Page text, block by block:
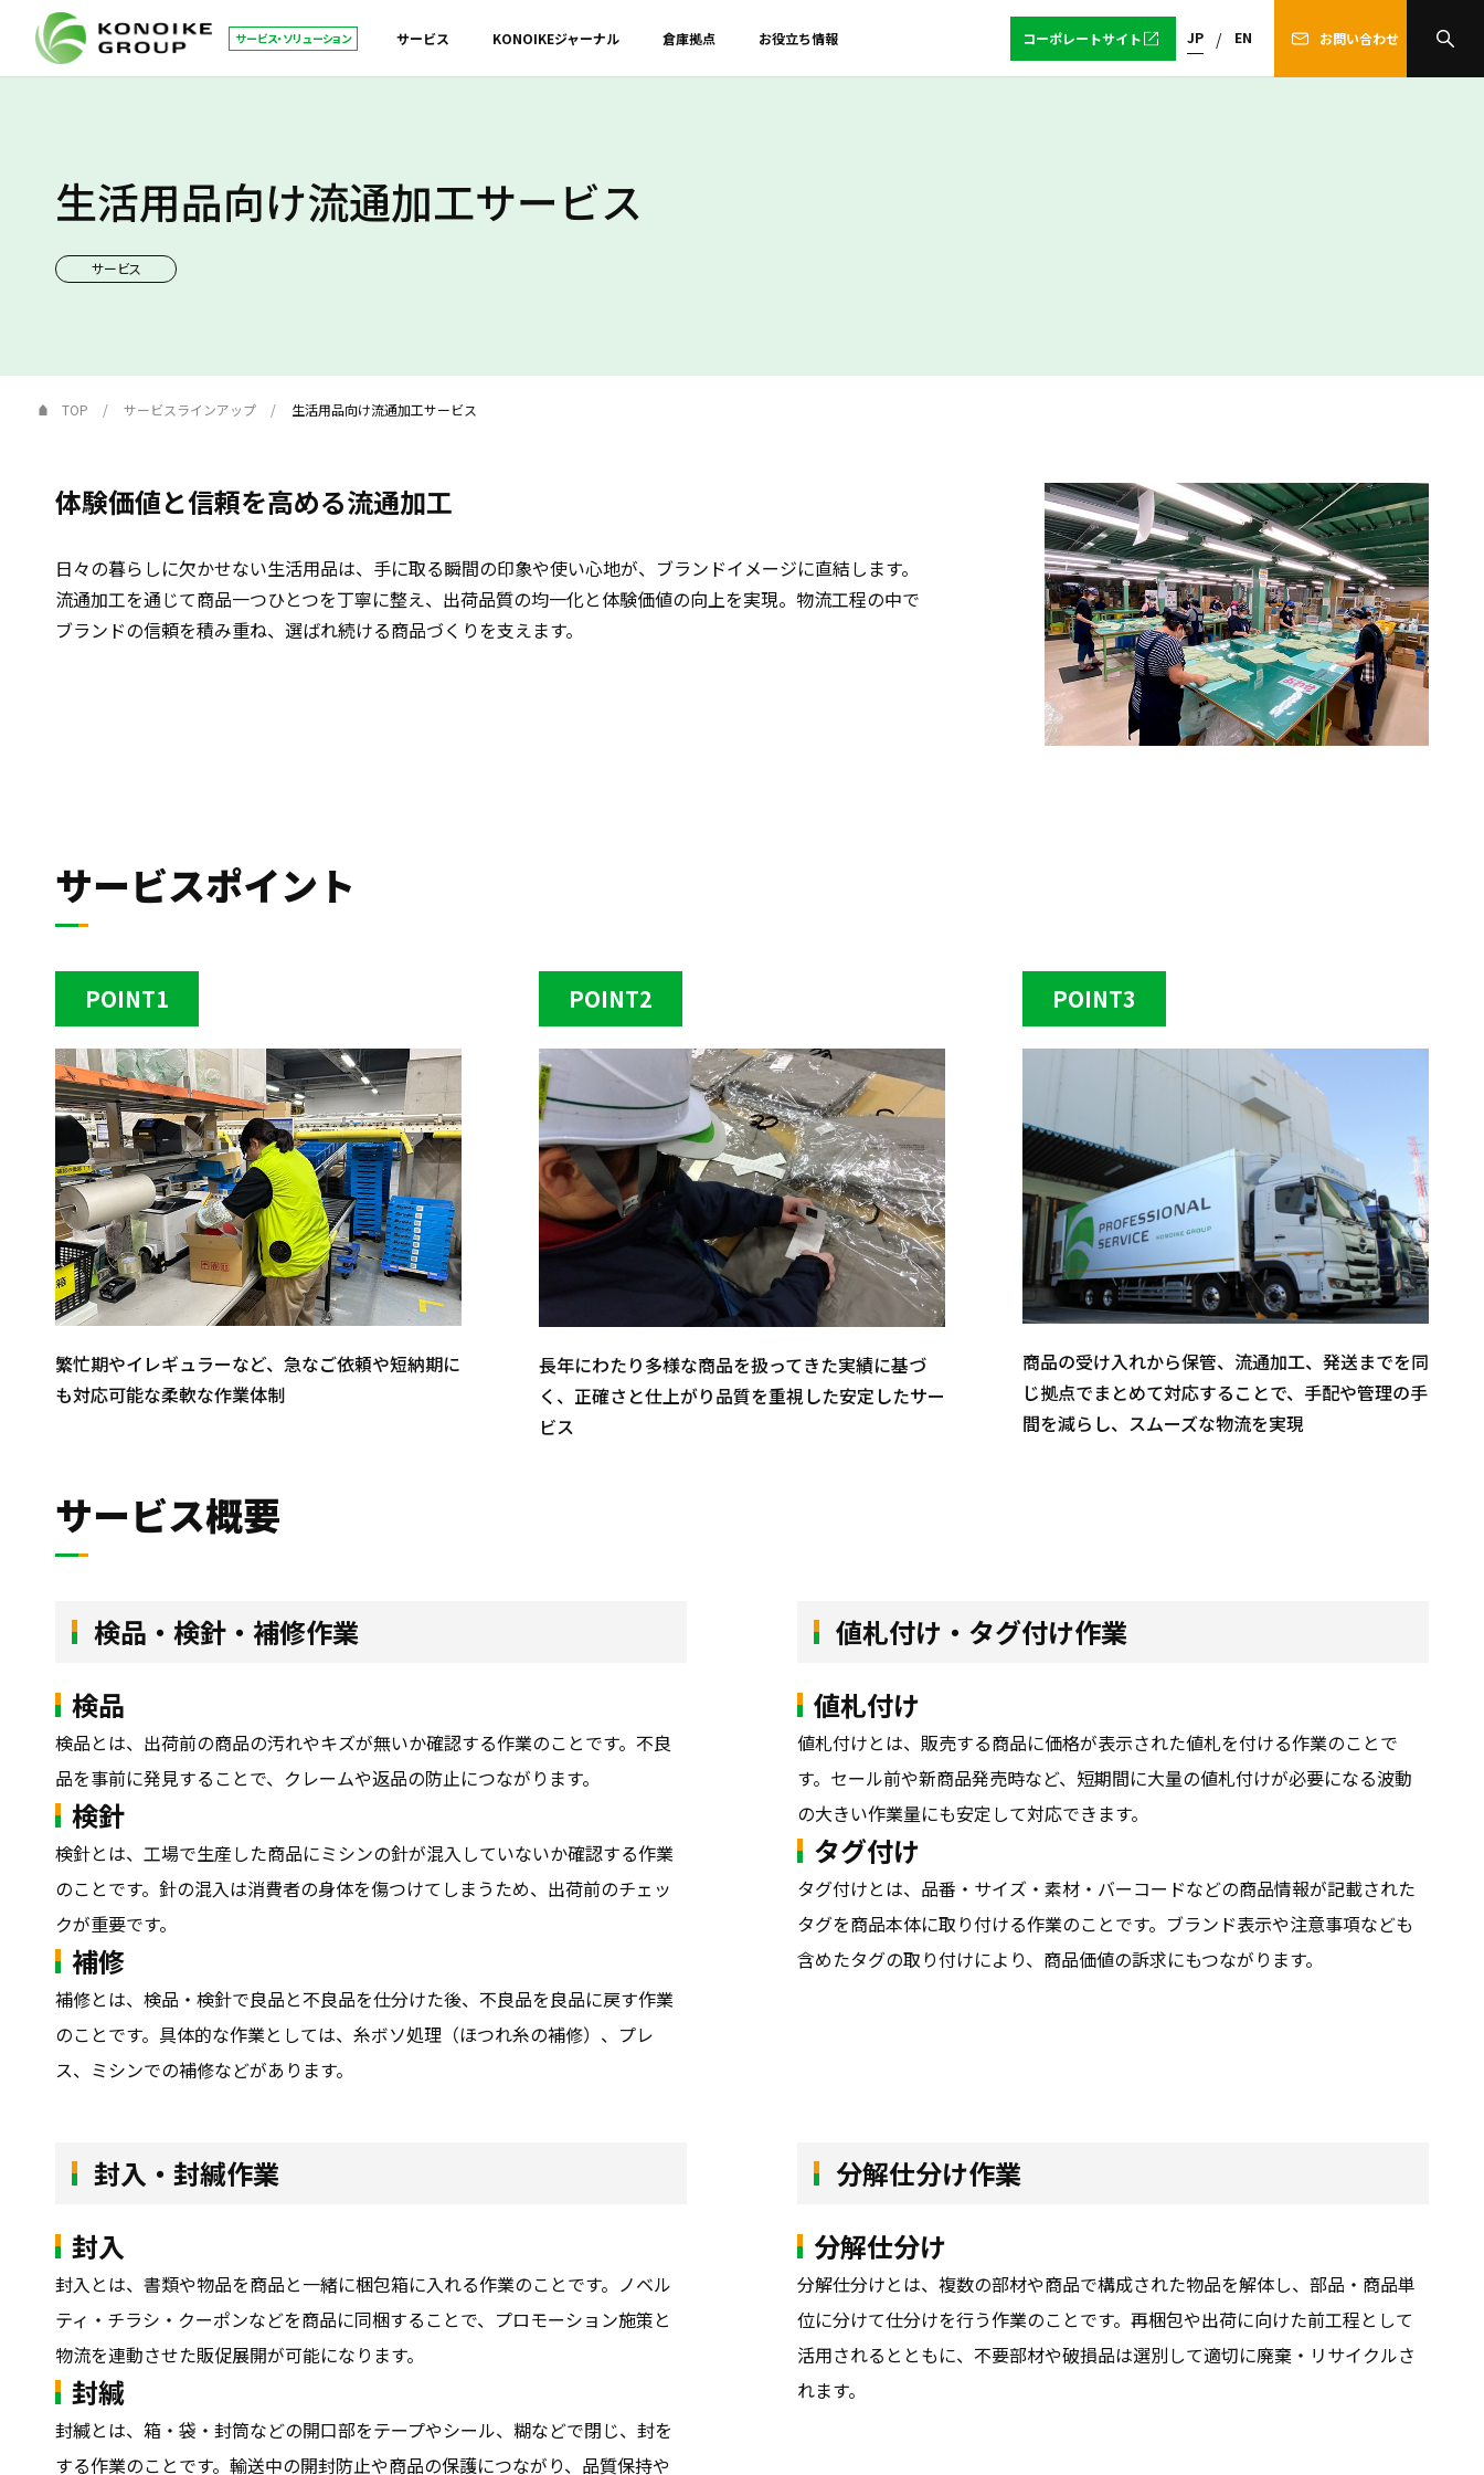
サービス・ソリューション サービス KONOIKEジャーナル 倉庫拠点 お役立ち情報 コーポレートサイト JP EN お問い合わせ
生活用品向け流通加工サービス
サービス
TOP サービスラインアップ 生活用品向け流通加工サービス
体験価値と信頼を高める流通加工
日々の暮らしに欠かせない生活用品は、手に取る瞬間の印象や使い心地が、ブランドイメージに直結します。
流通加工を通じて商品一つひとつを丁寧に整え、出荷品質の均一化と体験価値の向上を実現。物流工程の中で
ブランドの信頼を積み重ね、選ばれ続ける商品づくりを支えます。
サービスポイント
POINT1
繁忙期やイレギュラーなど、急なご依頼や短納期に
も対応可能な柔軟な作業体制
POINT2
長年にわたり多様な商品を扱ってきた実績に基づ
く、正確さと仕上がり品質を重視した安定したサー
ビス
POINT3
商品の受け入れから保管、流通加工、発送までを同
じ拠点でまとめて対応することで、手配や管理の手
間を減らし、スムーズな物流を実現
サービス概要
検品・検針・補修作業
検品
検品とは、出荷前の商品の汚れやキズが無いか確認する作業のことです。不良
品を事前に発見することで、クレームや返品の防止につながります。
検針
検針とは、工場で生産した商品にミシンの針が混入していないか確認する作業
のことです。針の混入は消費者の身体を傷つけてしまうため、出荷前のチェッ
クが重要です。
補修
補修とは、検品・検針で良品と不良品を仕分けた後、不良品を良品に戻す作業
のことです。具体的な作業としては、糸ボソ処理（ほつれ糸の補修）、プレ
ス、ミシンでの補修などがあります。
値札付け・タグ付け作業
値札付け
値札付けとは、販売する商品に価格が表示された値札を付ける作業のことで
す。セール前や新商品発売時など、短期間に大量の値札付けが必要になる波動
の大きい作業量にも安定して対応できます。
タグ付け
タグ付けとは、品番・サイズ・素材・バーコードなどの商品情報が記載された
タグを商品本体に取り付ける作業のことです。ブランド表示や注意事項なども
含めたタグの取り付けにより、商品価値の訴求にもつながります。
封入・封緘作業
封入
封入とは、書類や物品を商品と一緒に梱包箱に入れる作業のことです。ノベル
ティ・チラシ・クーポンなどを商品に同梱することで、プロモーション施策と
物流を連動させた販促展開が可能になります。
封緘
封緘とは、箱・袋・封筒などの開口部をテープやシール、糊などで閉じ、封を
する作業のことです。輸送中の開封防止や商品の保護につながり、品質保持や
分解仕分け作業
分解仕分け
分解仕分けとは、複数の部材や商品で構成された物品を解体し、部品・商品単
位に分けて仕分けを行う作業のことです。再梱包や出荷に向けた前工程として
活用されるとともに、不要部材や破損品は選別して適切に廃棄・リサイクルさ
れます。